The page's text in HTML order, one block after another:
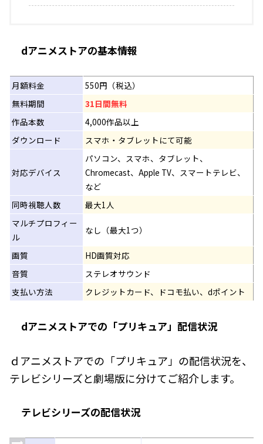
dアニメストアの基本情報
月額料金
550円（税込）
無料期間
31日間無料
作品本数
4,000作品以上
ダウンロード
スマホ・タブレットにて可能
対応デバイス
パソコン、スマホ、タブレット、
Chromecast、Apple TV、スマートテレビ、
など
同時視聴人数
最大1人
マルチプロフィー
ル
なし（最大1つ）
画質
HD画質対応
音質
ステレオサウンド
支払い方法
クレジットカード、ドコモ払い、dポイント
dアニメストアでの「プリキュア」配信状況
ｄアニメストアでの「プリキュア」の配信状況を、
テレビシリーズと劇場版に分けてご紹介します。
テレビシリーズの配信状況